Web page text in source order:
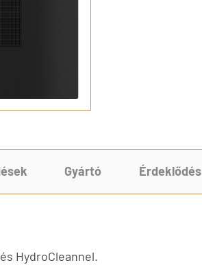
Gyártó Érdeklődés
HydroCleannel.